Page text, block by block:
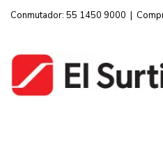
Conmutador: 55 1450 9000 |